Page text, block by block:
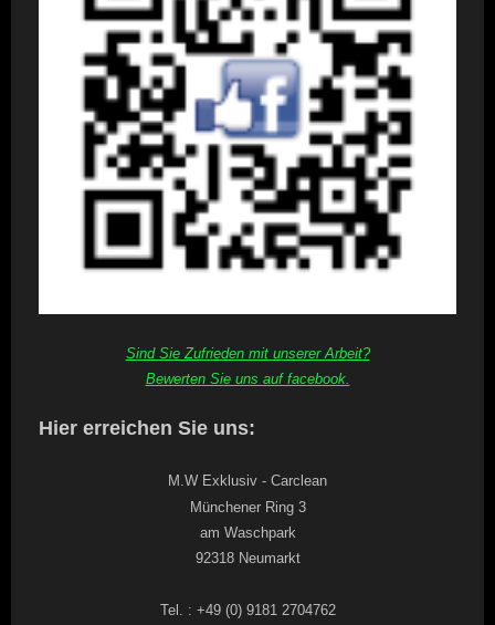
Sind Sie Zufrieden mit unserer Arbeit?
Bewerten Sie uns auf facebook.
Hier erreichen Sie uns:
M.W Exklusiv - Carclean
Münchener Ring 3
am Waschpark
92318 Neumarkt
Tel. : +49 (0) 9181 2704762